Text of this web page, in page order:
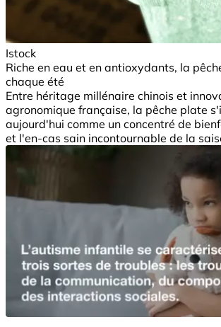
Istock
Riche en eau et en antioxydants, la
chaque été
Entre héritage millénaire chinois et
agronomique française, la pêche plate
aujourd'hui comme un concentré de
et l'en-cas sain incontournable de la